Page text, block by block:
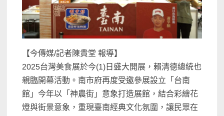
【今傳媒/記者陳貴堂 報導】
2025台灣美食展於今(1)日盛大開展，賴清德總統也
親臨開幕活動。南市府再度受邀參展設立「台南
館」今年以「神農街」意象打造展館，結合彩繪花
燈與街景意象，重現臺南經典文化氛圍，讓民眾在